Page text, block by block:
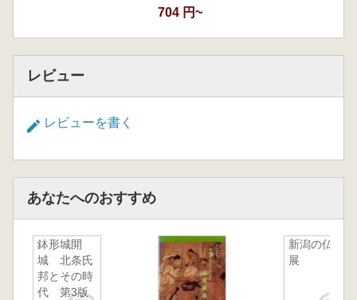
704 円~
レビュー
レビューを書く
あなたへのおすすめ
鉢形城開
城 北条氏
邦とその時
代 第3版
新潟の仏像
展